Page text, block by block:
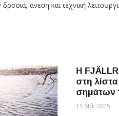
άνεση και τεχνική
Η
στη
σημάτων
15 Μάι 2025